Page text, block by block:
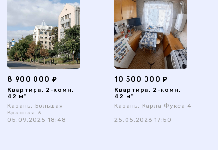
8 900 000 ₽
Квартира, 2-комн,
42 м²
Казань, Большая
Красная 3
05.09.2025 18:48
10 500 000 ₽
Квартира, 2-комн,
42 м²
Казань, Карла Фукса 4
25.05.2026 17:50